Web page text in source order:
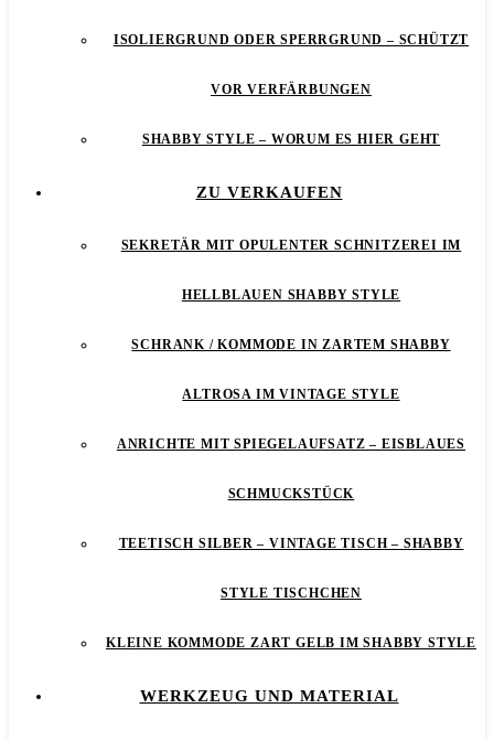
ISOLIERGRUND ODER SPERRGRUND – SCHÜTZT
VOR VERFÄRBUNGEN
SHABBY STYLE – WORUM ES HIER GEHT
ZU VERKAUFEN
SEKRETÄR MIT OPULENTER SCHNITZEREI IM
HELLBLAUEN SHABBY STYLE
SCHRANK / KOMMODE IN ZARTEM SHABBY
ALTROSA IM VINTAGE STYLE
ANRICHTE MIT SPIEGELAUFSATZ – EISBLAUES
SCHMUCKSTÜCK
TEETISCH SILBER – VINTAGE TISCH – SHABBY
STYLE TISCHCHEN
KLEINE KOMMODE ZART GELB IM SHABBY STYLE
WERKZEUG UND MATERIAL